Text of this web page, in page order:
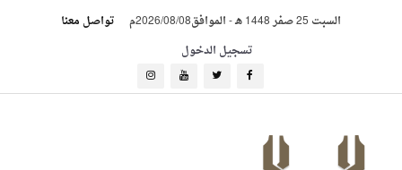
السبت 25 صفر 1448 هـ -الموافق2026/08/08م
تواصل معنا
تسجيل الدخول